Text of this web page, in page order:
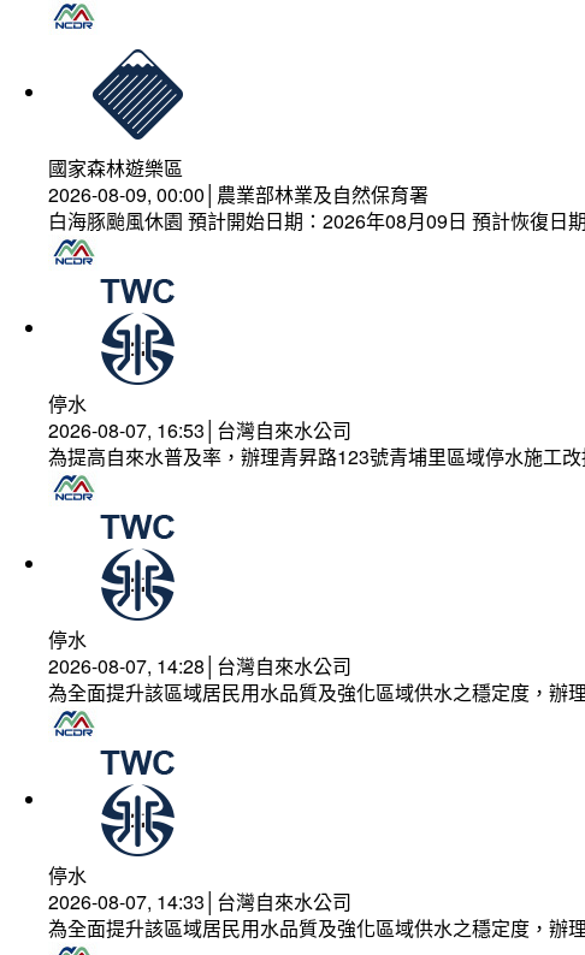
國家森林遊樂區
2026-08-09, 00:00│農業部林業及自然保育署
白海豚颱風休園 預計開始日期：2026年08月09日 預計恢復日
停水
2026-08-07, 16:53│台灣自來水公司
為提高自來水普及率，辦理青昇路123號青埔里區域停水施工改
停水
2026-08-07, 14:28│台灣自來水公司
為全面提升該區域居民用水品質及強化區域供水之穩定度，辦
停水
2026-08-07, 14:33│台灣自來水公司
為全面提升該區域居民用水品質及強化區域供水之穩定度，辦